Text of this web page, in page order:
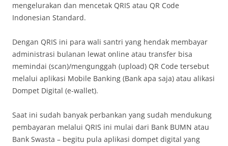
mengelurakan dan mencetak QRIS atau QR Code
Indonesian Standard.
Dengan QRIS ini para wali santri yang hendak membayar
administrasi bulanan lewat online atau transfer bisa
memindai (scan)/mengunggah (upload) QR Code tersebut
melalui aplikasi Mobile Banking (Bank apa saja) atau alikasi
Dompet Digital (e-wallet).
Saat ini sudah banyak perbankan yang sudah mendukung
pembayaran melalui QRIS ini mulai dari Bank BUMN atau
Bank Swasta – begitu pula aplikasi dompet digital yang